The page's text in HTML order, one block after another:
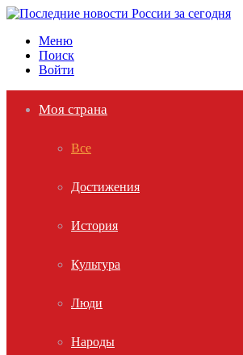
Меню
Поиск
Войти
Моя страна
Все
Достижения
История
Культура
Люди
Народы